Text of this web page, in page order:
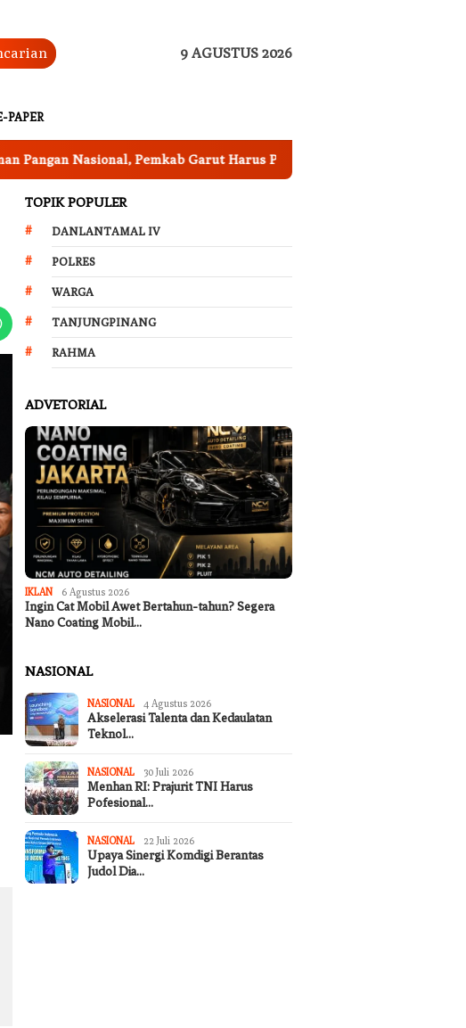
9 AGUSTUS 2026
PAPER
Pemkab Garut Harus Peka Mengatasi Ancaman Kekeringan
TOPIK POPULER
DANLANTAMAL IV
POLRES
WARGA
TANJUNGPINANG
RAHMA
ADVETORIAL
IKLAN 6 Agustus 2026
Ingin Cat Mobil Awet Bertahun-tahun? Segera
Nano Coating Mobil…
NASIONAL
NASIONAL 4 Agustus 2026
Akselerasi Talenta dan Kedaulatan
Teknol…
NASIONAL 30 Juli 2026
Menhan RI: Prajurit TNI Harus
Pofesional…
NASIONAL 22 Juli 2026
Upaya Sinergi Komdigi Berantas
Judol Dia…